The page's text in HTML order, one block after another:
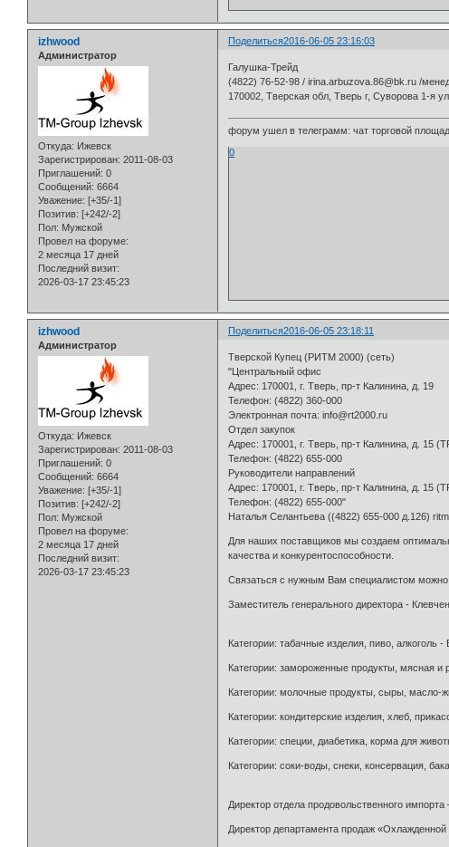
Поделиться2016-06-05 23:16:03
izhwood
Администратор
Откуда: Ижевск
Зарегистрирован: 2011-08-03
Приглашений: 0
Сообщений: 6664
Уважение: [+35/-1]
Позитив: [+242/-2]
Пол: Мужской
Провел на форуме:
2 месяца 17 дней
Последний визит:
2026-03-17 23:45:23
Галушка-Трейд
(4822) 76-52-98 / irina.arbuzova.86@bk.ru /
170002, Тверская обл, Тверь г, Суворова 1-я
форум ушел в телеграмм: чат торговой
0
Поделиться2016-06-05 23:18:11
izhwood
Администратор
Откуда: Ижевск
Зарегистрирован: 2011-08-03
Приглашений: 0
Сообщений: 6664
Уважение: [+35/-1]
Позитив: [+242/-2]
Пол: Мужской
Провел на форуме:
2 месяца 17 дней
Последний визит:
2026-03-17 23:45:23
Тверской Купец (РИТМ 2000) (сеть)
"Центральный офис
Адрес: 170001, г. Тверь, пр-т Калинина, д. 19
Телефон: (4822) 360-000
Электронная почта: info@rt2000.ru
Отдел закупок
Адрес: 170001, г. Тверь, пр-т Калинина, д. 15
Телефон: (4822) 655-000
Руководители направлений
Адрес: 170001, г. Тверь, пр-т Калинина, д. 15
Телефон: (4822) 655-000"
Наталья Селантьева ((4822) 655-000 д.126)
Для наших поставщиков мы создаем
качества и конкурентоспособности.
Связаться с нужным Вам специалистом
Заместитель генерального директора -
Категории: табачные изделия, пиво, алкоголь
Категории: замороженные продукты, мясная
Категории: молочные продукты, сыры, масло-
Категории: кондитерские изделия, хлеб,
Категории: специи, диабетика, корма для
Категории: соки-воды, снеки, консервация,
Директор отдела продовольственного
Директор департамента продаж